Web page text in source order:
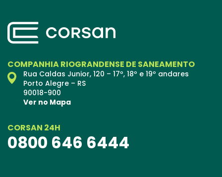
COMPANHIA RIOGRANDENSE DE SANEAMENTO
Rua Caldas Junior, 120 – 17º, 18º e 19º andares
Porto Alegre – RS
90018-900
Ver no Mapa
CORSAN 24H
0800 646 6444